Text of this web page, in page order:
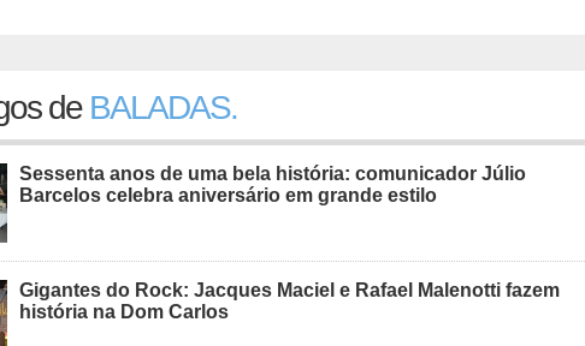
de BALADAS.
Sessenta anos de uma bela história: comunicador Júlio
Barcelos celebra aniversário em grande estilo
Gigantes do Rock: Jacques Maciel e Rafael Malenotti fazem
história na Dom Carlos